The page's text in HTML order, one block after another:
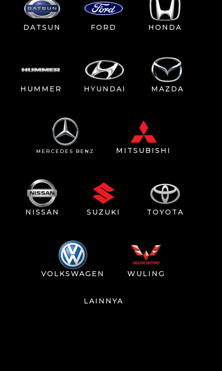
DATSUN FORD HONDA
HUMMER HYUNDAI MAZDA
MERCEDES BENZ MITSUBISHI
NISSAN SUZUKI TOYOTA
VOLKSWAGEN WULING
LAINNYA